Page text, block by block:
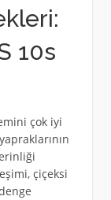
10s
çok iyi
çiçeksi